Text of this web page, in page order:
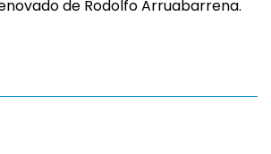
de Rodolfo Arruabarrena.